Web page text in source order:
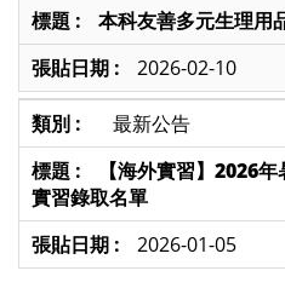
本科友善多元生理用
2026-02-10
最新公告
【海外實習】2026
實習錄取名單
2026-01-05